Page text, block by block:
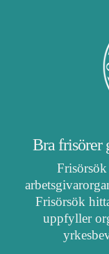
Bra frisörer
Frisörsök
Frisörsök
uppfyller